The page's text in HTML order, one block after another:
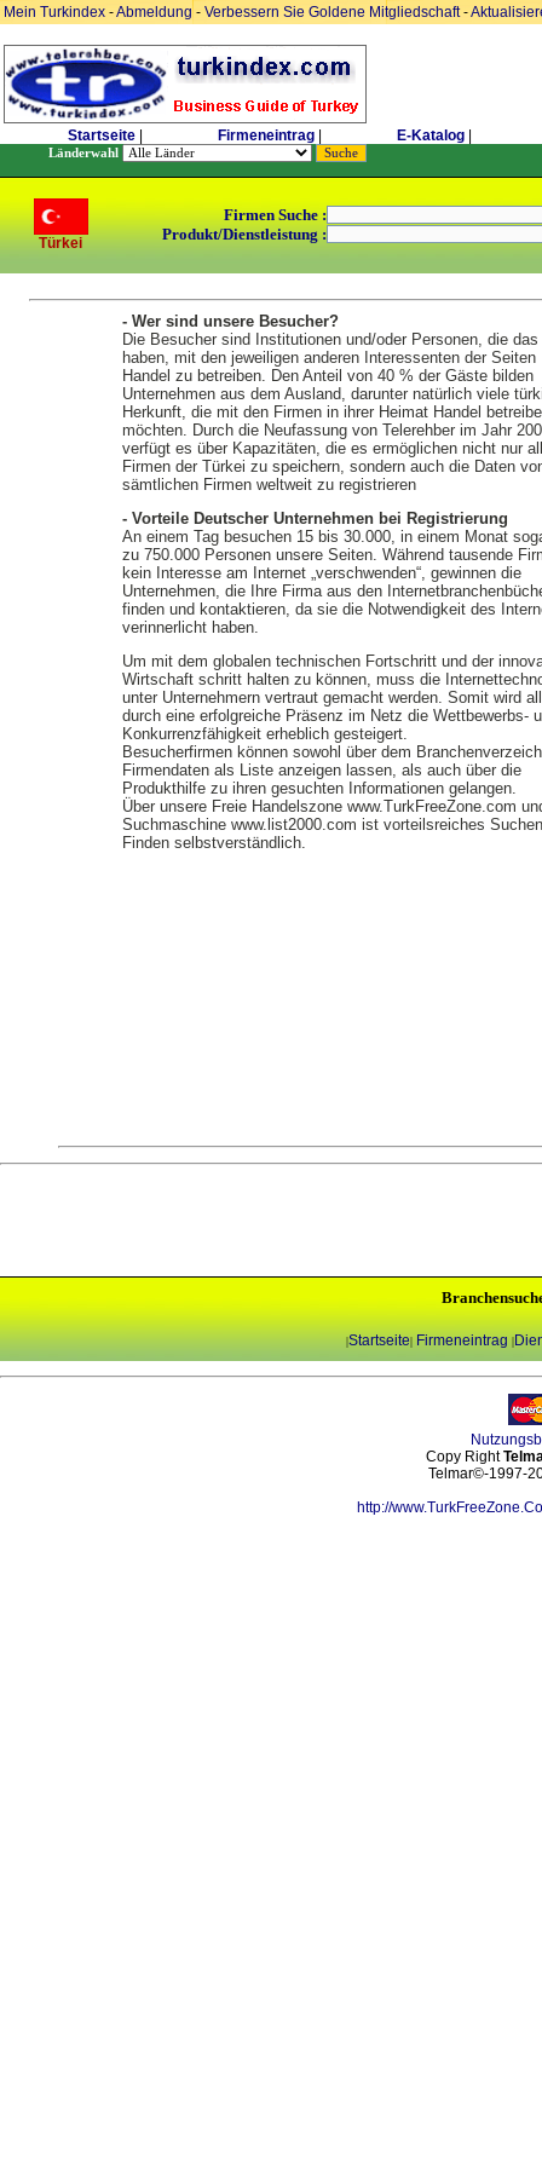
Mein Turkindex -Abmeldung- Verbessern Sie Goldene Mitgliedschaft-
Startseite Firmeneintrag E-Katalog
Länderwahl
Türkei
Firmen Suche :
Produkt/Dienstleistung :
- Wer sind unsere Besucher?
Die Besucher sind Institutionen und/oder Personen, die
haben, mit den jeweiligen anderen Interessenten der Seiten
Handel zu betreiben. Den Anteil von 40 % der Gäste bilden
Unternehmen aus dem Ausland, darunter natürlich viele
Herkunft, die mit den Firmen in ihrer Heimat Handel
möchten. Durch die Neufassung von Telerehber im Jahr
verfügt es über Kapazitäten, die es ermöglichen nicht nur
Firmen der Türkei zu speichern, sondern auch die Daten
sämtlichen Firmen weltweit zu registrieren
- Vorteile Deutscher Unternehmen bei Registrierung
An einem Tag besuchen 15 bis 30.000, in einem Monat
zu 750.000 Personen unsere Seiten. Während tausende
kein Interesse am Internet „verschwenden“, gewinnen die
Unternehmen, die Ihre Firma aus den
finden und kontaktieren, da sie die Notwendigkeit des
verinnerlicht haben.
Um mit dem globalen technischen Fortschritt und der
Wirtschaft schritt halten zu können, muss die
unter Unternehmern vertraut gemacht werden. Somit wird
durch eine erfolgreiche Präsenz im Netz die Wettbewerbs-
Konkurrenzfähigkeit erheblich gesteigert.
Besucherfirmen können sowohl über dem
Firmendaten als Liste anzeigen lassen, als auch über die
Produkthilfe zu ihren gesuchten Informationen gelangen.
Über unsere Freie Handelszone www.TurkFreeZone.com
Suchmaschine www.list2000.com ist vorteilsreiches
Finden selbstverständlich.
|Startseite| Firmeneintrag |
Copy Right
Telmar©-1997-
http://